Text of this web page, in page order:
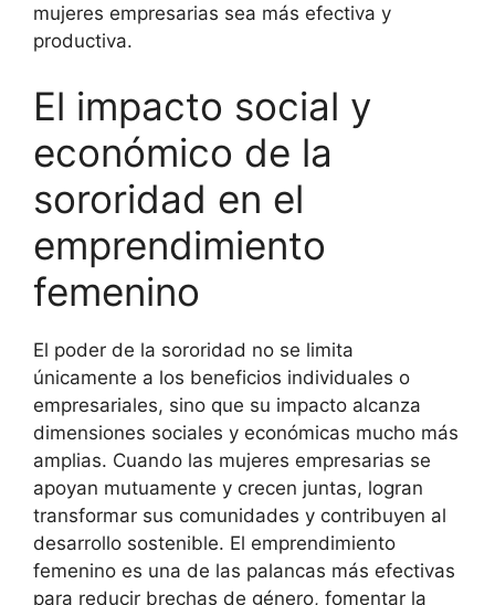
mujeres empresarias sea más efectiva y
productiva.
El impacto social y
económico de la
sororidad en el
emprendimiento
femenino
El poder de la sororidad no se limita
únicamente a los beneficios individuales o
empresariales, sino que su impacto alcanza
dimensiones sociales y económicas mucho más
amplias. Cuando las mujeres empresarias se
apoyan mutuamente y crecen juntas, logran
transformar sus comunidades y contribuyen al
desarrollo sostenible. El emprendimiento
femenino es una de las palancas más efectivas
para reducir brechas de género, fomentar la